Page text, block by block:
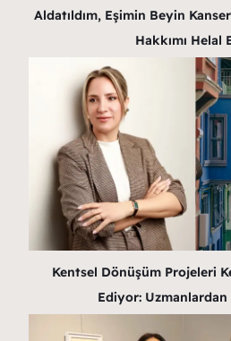
Aldatıldım, Eşimin Beyin
Hakkımı Helal
Kentsel Dönüşüm Projeleri
Ediyor: